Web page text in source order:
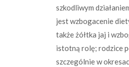
szkodliwym
jest wzbogacenie
także żółtka jaj i
istotną rolę; rodzice
szczególnie w